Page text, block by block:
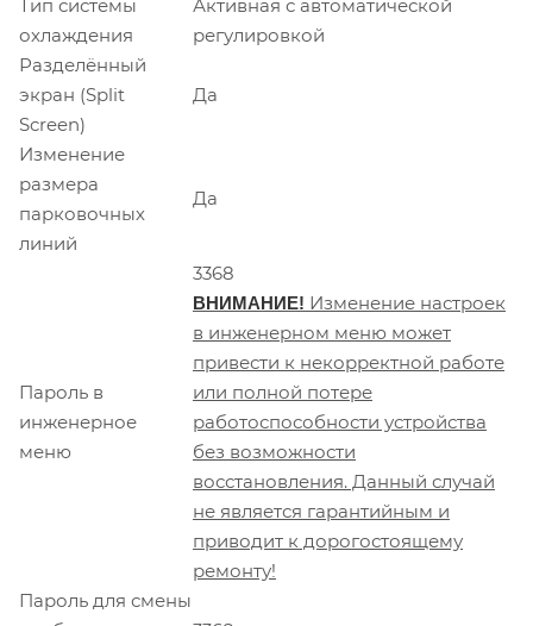
Тип системы
охлаждения
Активная с автоматической
регулировкой
Разделённый
экран (Split
Screen)
Да
Изменение
размера
парковочных
линий
Да
Пароль в
инженерное
меню
3368
ВНИМАНИЕ! Изменение настроек
в инженерном меню может
привести к некорректной работе
или полной потере
работоспособности устройства
без возможности
восстановления. Данный случай
не является гарантийным и
приводит к дорогостоящему
ремонту!
Пароль для смены